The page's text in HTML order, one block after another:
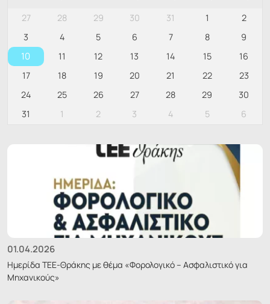
01.04.2026
Ημερίδα ΤΕΕ-Θράκης με θέμα «Φορολογικό – Ασφαλιστικό για
Μηχανικούς»
27 28 29 30 31 1
2
3
4 5 6 7 8 9
10 11 12 13 14 15
16
17
18 19 20 21 22
23
24
25 26 27 28 29
30
31
1 2 3 4 5 6